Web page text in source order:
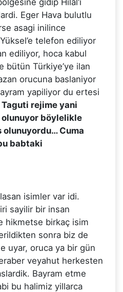
Eger Hava bulutlu
asagi inilince
telefon ediliyor
ediliyor, hoca kabul
bütün Türkiye’ye ilan
orucuna baslaniyor
yapiliyor du ertesi
rejime yani
böylelikle
Cuma
babtaki
isimler var idi.
sayilir bir insan
hikmetse birkaç isim
sonra biz de
uyar, oruca ya bir gün
veyahut herkesten
Bayram etme
bu halimiz yillarca